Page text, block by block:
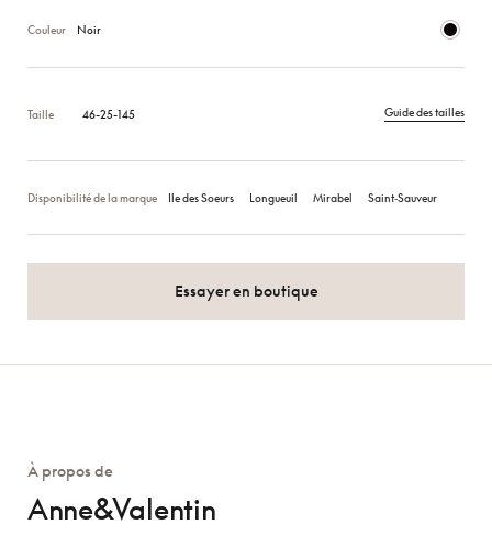
Couleur Noir
Taille 46-25-145 Guide des tailles
Disponibilité de la marque Ile des Soeurs Longueuil Mirabel Saint‑Sauveur
Essayer en boutique
À propos de
Anne&Valentin